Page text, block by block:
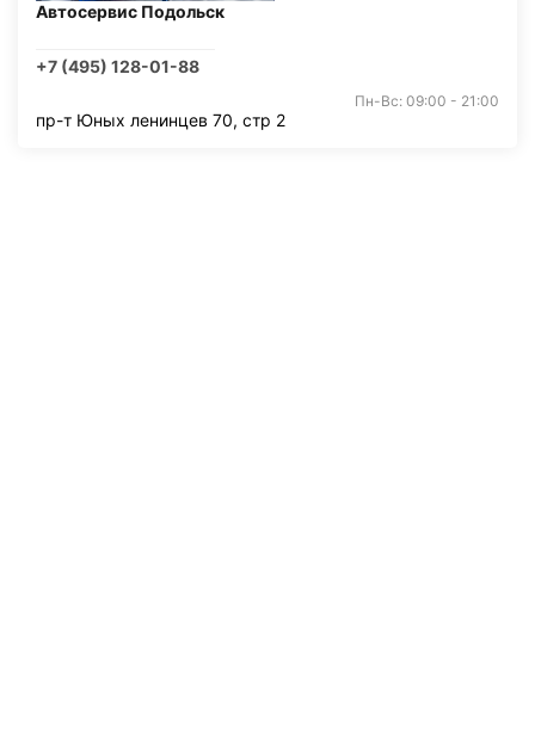
Автосервис Подольск
+7 (495) 128-01-88
Пн-Вс: 09:00 - 21:00
пр-т Юных ленинцев 70, стр 2